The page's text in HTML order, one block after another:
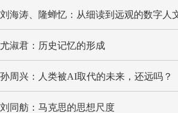
刘海涛、隆蝉忆：从细读到远观的数字人
尤淑君：历史记忆的形成
孙周兴：人类被AI取代的未来，还远吗？
刘同舫：马克思的思想尺度